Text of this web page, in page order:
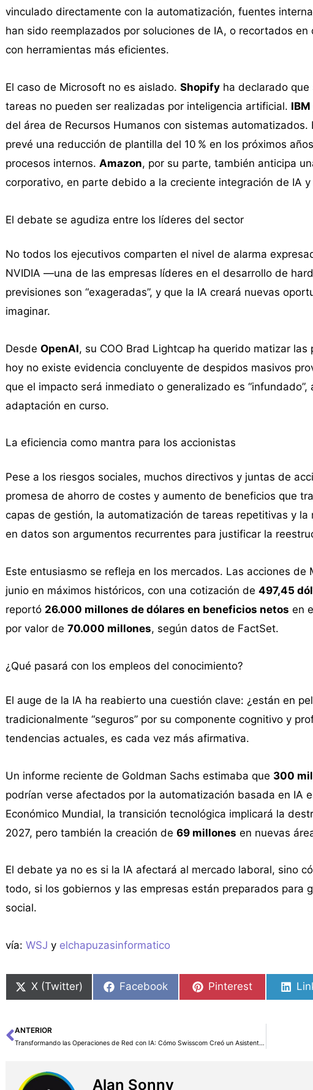
vinculado directamente con la automatización, fuentes
han sido reemplazados por soluciones de IA, o recortados
con herramientas más eficientes.
El caso de Microsoft no es aislado. Shopifyha declarado que
tareas no pueden ser realizadas por inteligencia artificial. IBM
del área de Recursos Humanos con sistemas automatizados.
prevé una reducción de plantilla del 10 % en los próximos
procesos internos. Amazon, por su parte, también anticipa
corporativo, en parte debido a la creciente integración de IA
El debate se agudiza entre los líderes del sector
No todos los ejecutivos comparten el nivel de alarma
NVIDIA —una de las empresas líderes en el desarrollo de
previsiones son “exageradas”, y que la IA creará nuevas
imaginar.
Desde OpenAI, su COO Brad Lightcap ha querido matizar
hoy no existe evidencia concluyente de despidos masivos
que el impacto será inmediato o generalizado es
adaptación en curso.
La eficiencia como mantra para los accionistas
Pese a los riesgos sociales, muchos directivos y juntas de
promesa de ahorro de costes y aumento de beneficios que
capas de gestión, la automatización de tareas repetitivas y
en datos son argumentos recurrentes para justificar la
Este entusiasmo se refleja en los mercados. Las acciones
junio en máximos históricos, con una cotización de 497,45
reportó 26.000 millones de dólares en beneficios netos en
por valor de 70.000 millones, según datos de FactSet.
¿Qué pasará con los empleos del conocimiento?
El auge de la IA ha reabierto una cuestión clave: ¿están en
tradicionalmente “seguros” por su componente cognitivo y
tendencias actuales, es cada vez más afirmativa.
Un informe reciente de Goldman Sachs estimaba que 300
podrían verse afectados por la automatización basada en IA
Económico Mundial, la transición tecnológica implicará la
2027, pero también la creación de 69 millones en nuevas
El debate ya no es si la IA afectará al mercado laboral, sino
todo, si los gobiernos y las empresas están preparados para
social.
vía: WSJ y elchapuzasinformatico
X (Twitter) Facebook Pinterest
Ant
ANTERIOR
Transformando las Operaciones de Red con IA: Cómo Swisscom Creó un Asistente de Red Usando Amazon Bedrock
Alan Sonny